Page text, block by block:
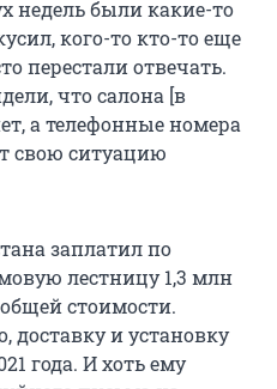
недель были какие-то
кого-то кто-то еще
перестали отвечать.
что салона [в
а телефонные номера
свою ситуацию
заплатил по
лестницу 1,3 млн
стоимости.
доставку и установку
года. И хоть ему